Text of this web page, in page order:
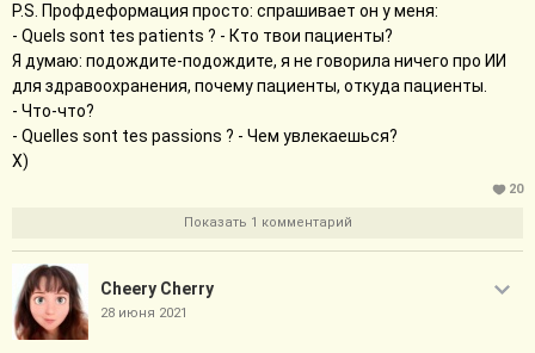
P.S. Профдеформация просто: спрашивает он у меня:
- Quels sont tes patients ? - Кто твои пациенты?
Я думаю: подождите-подождите, я не говорила ничего про ИИ
для здравоохранения, почему пациенты, откуда пациенты.
- Что-что?
- Quelles sont tes passions ? - Чем увлекаешься?
Х)
20
Показать 1 комментарий
Cheery Cherry
28 июня 2021